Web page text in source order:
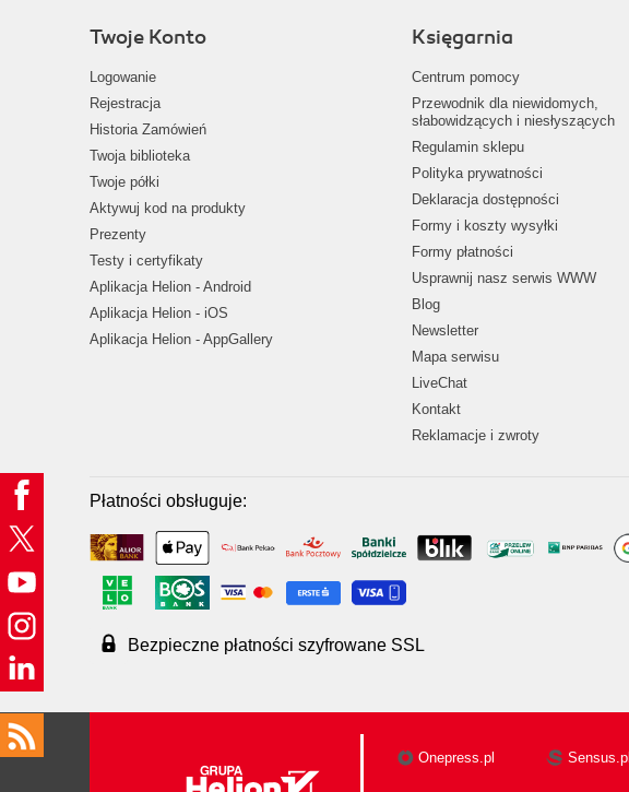
Twoje Konto
Logowanie
Rejestracja
Historia Zamówień
Twoja biblioteka
Twoje półki
Aktywuj kod na produkty
Prezenty
Testy i certyfikaty
Aplikacja Helion - Android
Aplikacja Helion - iOS
Aplikacja Helion - AppGallery
Księgarnia
Centrum pomocy
Przewodnik dla niewidomych,
słabowidzących i niesłyszących
Regulamin sklepu
Polityka prywatności
Deklaracja dostępności
Formy i koszty wysyłki
Formy płatności
Usprawnij nasz serwis WWW
Blog
Newsletter
Mapa serwisu
LiveChat
Kontakt
Reklamacje i zwroty
Płatności obsługuje:
Bezpieczne płatności szyfrowane SSL
Onepress.pl Sensus.pl